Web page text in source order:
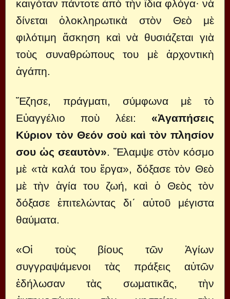
καιγόταν πάντοτε ἀπὸ τὴν ἴδια φλόγα· νὰ
δίνεται ὁλοκληρωτικὰ στὸν Θεὸ μὲ
φιλότιμη ἄσκηση καὶ νὰ θυσιάζεται γιὰ
τοὺς συναθρώπους του μὲ ἀρχοντικὴ
ἀγάπη.
Ἔζησε, πράγματι, σύμφωνα μὲ τὸ
Εὐαγγέλιο ποὺ λέει: «Ἀγαπήσεις
Κύριον τὸν Θεόν σοὺ καὶ τὸν πλησίον
σου ὡς σεαυτὸν». Ἔλαμψε στὸν κόσμο
μὲ «τὰ καλά του ἔργα», δόξασε τὸν Θεὸ
μὲ τὴν ἁγία του ζωή, καὶ ὁ Θεὸς τὸν
δόξασε ἐπιτελώντας δι΄ αὐτοῦ μέγιστα
θαύματα.
«Οἱ τοὺς βίους τῶν Ἁγίων
συγγραψάμενοι τὰς πράξεις αὐτῶν
ἐδήλωσαν τὰς σωματικᾶς, τὴν